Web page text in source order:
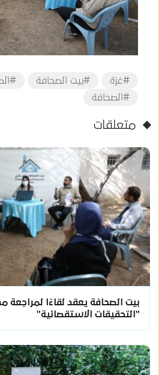
#غزة #بيت الصحافة
#الصحافة
متعلقات
بيت الصحافة يعقد لقاءًا لمراجعة
"التحقيقات الاستقصائية"